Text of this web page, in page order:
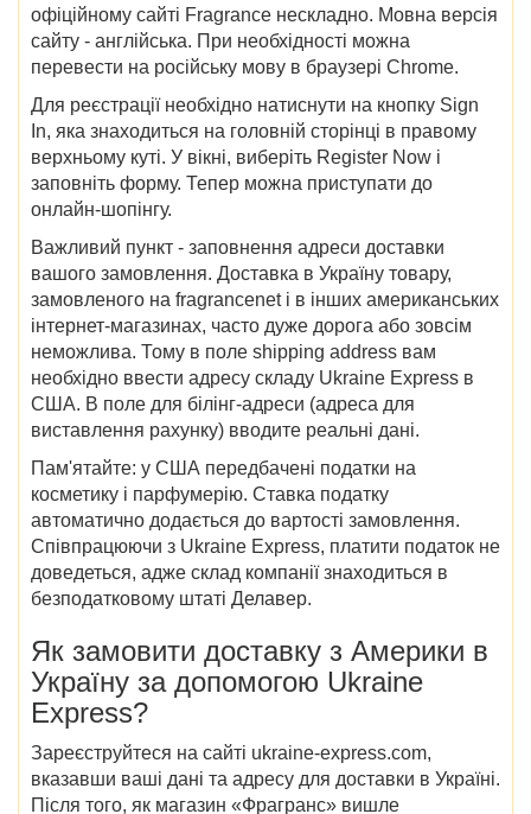
офіційному сайті Fragrance нескладно. Мовна версія
сайту - англійська. При необхідності можна
перевести на російську мову в браузері Chrome.
Для реєстрації необхідно натиснути на кнопку Sign
In, яка знаходиться на головній сторінці в правому
верхньому куті. У вікні, виберіть Register Now і
заповніть форму. Тепер можна приступати до
онлайн-шопінгу.
Важливий пункт - заповнення адреси доставки
вашого замовлення. Доставка в Україну товару,
замовленого на fragrancenet і в інших американських
інтернет-магазинах, часто дуже дорога або зовсім
неможлива. Тому в поле shipping address вам
необхідно ввести адресу складу Ukraine Express в
США. В поле для білінг-адреси (адреса для
виставлення рахунку) вводите реальні дані.
Пам'ятайте: у США передбачені податки на
косметику і парфумерію. Ставка податку
автоматично додається до вартості замовлення.
Співпрацюючи з Ukraine Express, платити податок не
доведеться, адже склад компанії знаходиться в
безподатковому штаті Делавер.
Як замовити доставку з Америки в
Україну за допомогою Ukraine
Express?
Зареєструйтеся на сайті ukraine-express.com,
вказавши ваші дані та адресу для доставки в Україні.
Після того, як магазин «Фрагранс» вишле